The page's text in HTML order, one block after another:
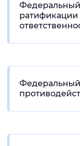
Федеральный
ратификации
Федеральный